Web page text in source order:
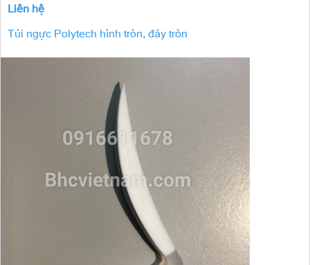
Liên hệ
Túi ngực Polytech hình tròn, đáy tròn